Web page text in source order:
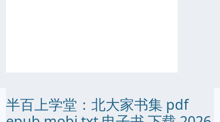
半百上学堂：北大家书集 pdf